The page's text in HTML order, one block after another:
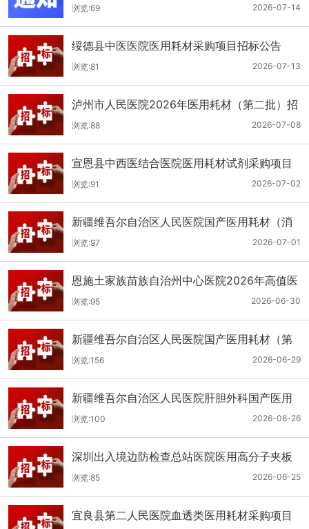
通知
2026-07-14
浏览:69
绥德县中医医院医用耗材采购项目招标公告
2026-07-13
浏览:81
泸州市人民医院2026年医用耗材（第二批）招
标公告
2026-07-08
浏览:88
宣恩县中西医结合医院医用耗材试剂采购项目
（消毒、普通耗材）公开招标公告
2026-07-02
浏览:91
新疆维吾尔自治区人民医院国产医用耗材（消
化科氢气检测产品耗材）采购项目单一来源公
示
2026-07-01
浏览:97
恩施土家族苗族自治州中心医院2026年高值医
用耗材（国产）采购项目第二次公开招标公告
2026-06-30
浏览:95
新疆维吾尔自治区人民医院国产医用耗材（第
二十三批）采购项目公开招标公告
2026-06-29
浏览:156
新疆维吾尔自治区人民医院肝胆外科国产医用
耗材采购项目公开招标公告
2026-06-26
浏览:100
深圳出入境边防检查总站医院医用高分子夹板
医用耗材采购项目更正公告
2026-06-25
浏览:85
宜良县第二人民医院血透类医用耗材采购项目